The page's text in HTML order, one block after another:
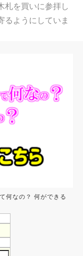
札を買いに参拝し
るようにしていま
何なの？ 何ができる